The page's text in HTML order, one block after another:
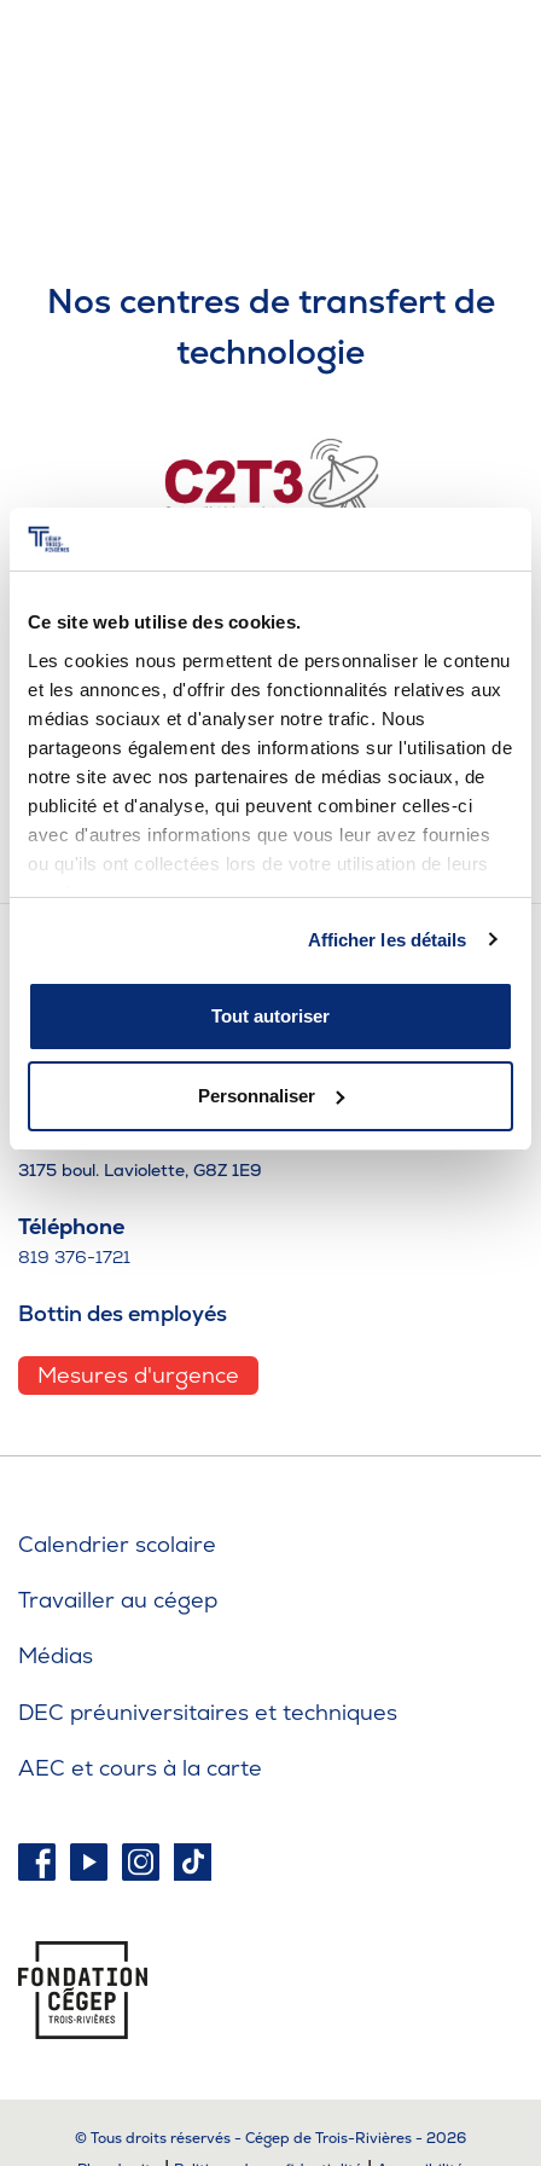
Ce site web utilise des cookies.
Les cookies nous permettent de personnaliser le contenu
et les annonces, d'offrir des fonctionnalités relatives aux
médias sociaux et d'analyser notre trafic. Nous
partageons également des informations sur l'utilisation de
notre site avec nos partenaires de médias sociaux, de
publicité et d'analyse, qui peuvent combiner celles-ci
avec d'autres informations que vous leur avez fournies
ou qu'ils ont collectées lors de votre utilisation de leurs
services.
Afficher les détails
Tout autoriser
Personnaliser
Services à la population
Omnivox
Guichet des requêtes
Portail CégepTR
Intranet du personnel
Bottin du personnel
Urgences
Nos centres de transfert de
technologie
Nos coordonnées
Pavillon des Sciences
Pavillon des Humanités
3175 boul. Laviolette, G8Z 1E9
Téléphone
819 376-1721
Bottin des employés
Mesures d'urgence
Calendrier scolaire
Travailler au cégep
Médias
DEC préuniversitaires et techniques
AEC et cours à la carte
© Tous droits réservés - Cégep de Trois-Rivières - 2026